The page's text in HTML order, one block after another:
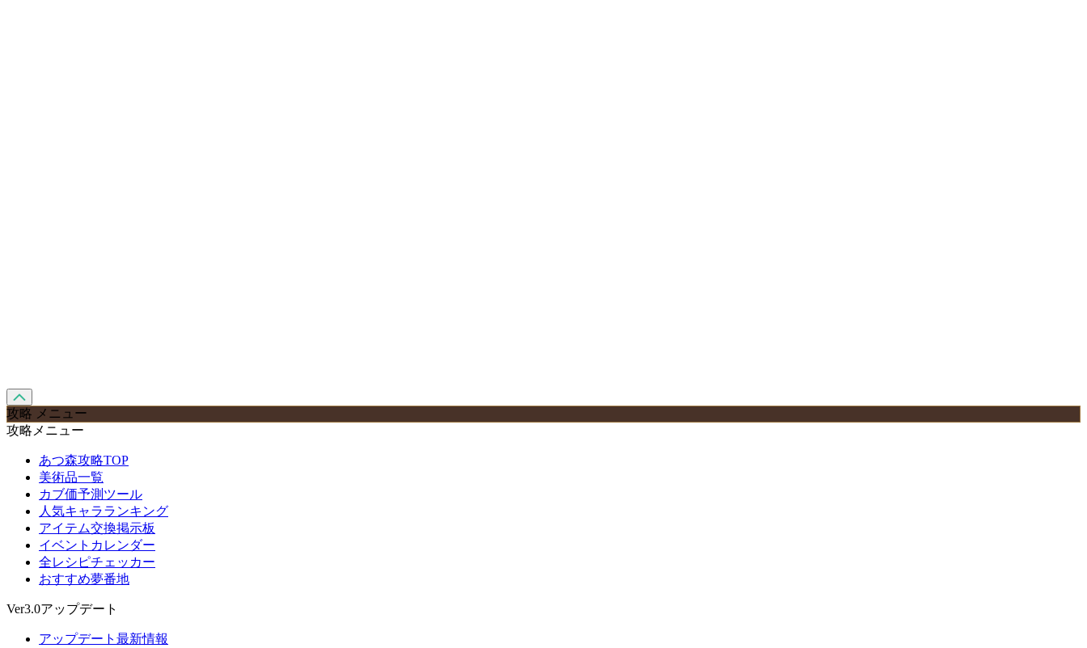
攻略 メニュー
攻略メニュー
あつ森攻略TOP
美術品一覧
カブ価予測ツール
人気キャラランキング
アイテム交換掲示板
イベントカレンダー
全レシピチェッカー
おすすめ夢番地
Ver3.0アップデート
アップデート最新情報